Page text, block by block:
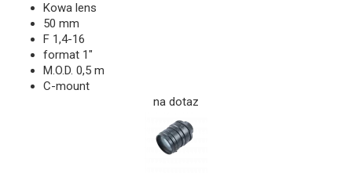
Kowa lens
50 mm
F 1,4-16
format 1"
M.O.D. 0,5 m
C-mount
na dotaz